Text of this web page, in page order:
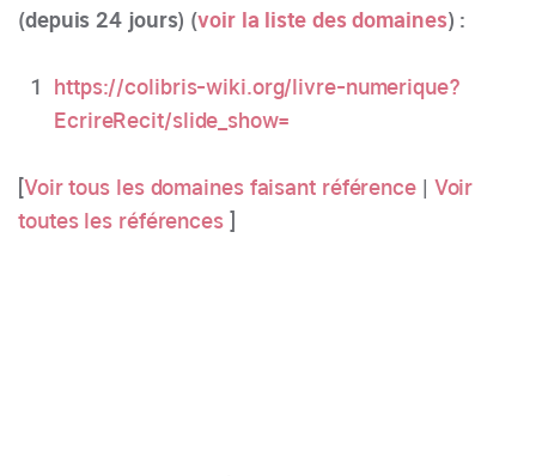
(depuis 24 jours) (voir la liste des domaines) :
1
https://colibris-wiki.org/livre-numerique?
EcrireRecit/slide_show=
[Voir tous les domaines faisant référence | Voir
toutes les références ]